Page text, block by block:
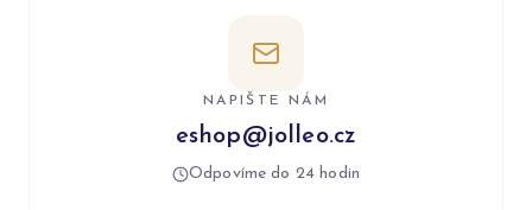
NAPIŠTE NÁM
eshop@jolleo.cz
Odpovíme do 24 hodin